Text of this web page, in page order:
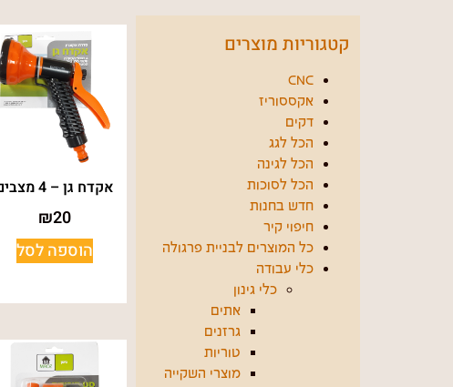
קטגוריות מוצרים
CNC
אקססוריז
דקים
הכל לגג
הכל לגינה
הכל לסוכות
חדש בחנות
חיפוי קיר
כל המוצרים לבניית פרגולה
כלי עבודה
כלי גינון
אתים
גרזנים
טוריות
מוצרי השקייה
אקדח גן – 4 מצבים
₪20
הוספה לסל